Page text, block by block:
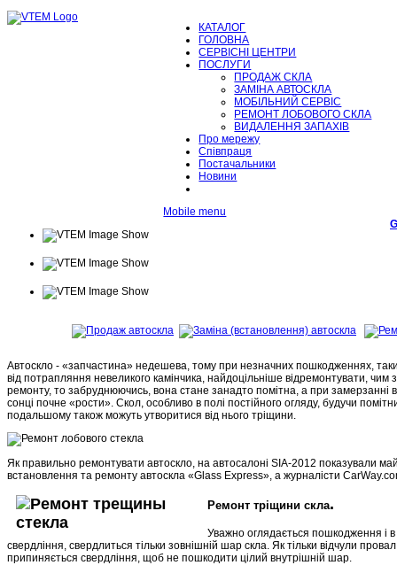
КАТАЛОГ
ГОЛОВНА
СЕРВІСНІ ЦЕНТРИ
ПОСЛУГИ
ПРОДАЖ СКЛА
ЗАМІНА АВТОСКЛА
МОБІЛЬНИЙ СЕРВІС
РЕМОНТ ЛОБОВОГО СКЛА
ВИДАЛЕННЯ ЗАПАХІВ
Про мережу
Співпраця
Постачальники
Новини
Mobile menu
Автоскло - «запчастина» недешева, тому при незначних пошкодженнях,
від потрапляння невеликого камінчика, найдоцільніше відремонтувати,
ремонту, то забруднюючись, вона стане занадто помітна, а при замерзанні в
сонці почне «рости». Скол, особливо в полі постійного огляду, будучи
подальшому також можуть утворитися від нього тріщини.
Як правильно ремонтувати автоскло, на автосалоні SIA-2012 показували
встановлення та ремонту автоскла «Glass Еxpress», а журналісти
Ремонт тріщини скла.
Уважно оглядається пошкодження і в
свердління, свердлиться тільки зовнішній шар скла. Як тільки відчули
припиняється свердління, щоб не пошкодити цілий внутрішній шар.